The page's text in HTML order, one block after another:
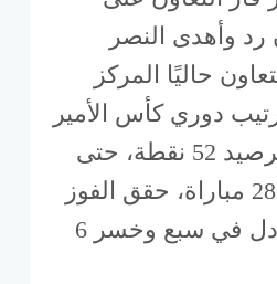
رد وأهدى النصر
حاليًا المركز
دوري كأس الأمير
محمد بن سلمان برصيد 52 نقطة، حتى
الآن خاض الفريق 28 مباراة، حقق الفوز
في 15 مباراة وتعادل في سبع وخسر 6